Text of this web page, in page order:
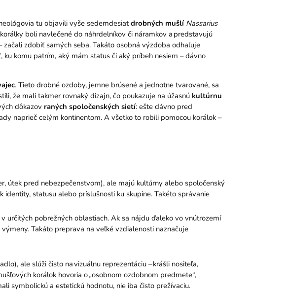
tu objavili vyše sedemdesiatdrobných mušlí Nassarius
boli navlečené do náhrdelníkov či náramkov a predstavujú
zdobiť samých seba. Takáto osobná výzdoba odhaľuje
komu patrím, aký mám status či aký príbeh nesiem – dávno
. Tieto drobné ozdoby, jemne brúsené a jednotne tvarované, sa
že mali takmer rovnaký dizajn, čo poukazuje na úžasnú kultúrnu
dôkazov raných spoločenských sietí: ešte dávno pred
naprieč celým kontinentom. A všetko to robili pomocou korálok –
útek pred nebezpečenstvom), ale majú kultúrny alebo spoločenský
statusu alebo príslušnosti ku skupine. Takéto správanie
určitých pobrežných oblastiach. Ak sa nájdu ďaleko vo vnútrozemí
Takáto preprava na veľké vzdialenosti naznačuje
ale slúži čisto na vizuálnu reprezentáciu – krášli nositeľa,
korálok hovoria o „osobnom ozdobnom predmete“,
symbolickú a estetickú hodnotu, nie iba čisto prežívaciu.